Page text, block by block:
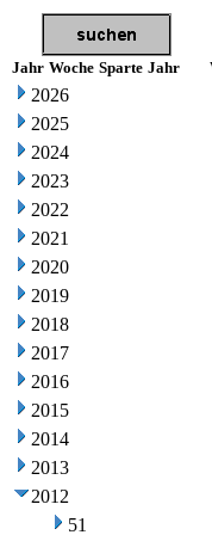
Jahr Woche Sparte Jahr
2026
2025
2024
2023
2022
2021
2020
2019
2018
2017
2016
2015
2014
2013
2012
51